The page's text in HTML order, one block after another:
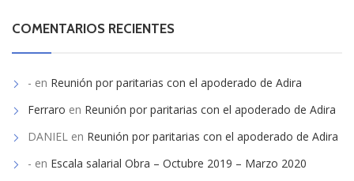
COMENTARIOS RECIENTES
- en Reunión por paritarias con el apoderado de Adira
Ferraro en Reunión por paritarias con el apoderado de Adira
DANIEL en Reunión por paritarias con el apoderado de Adira
- en Escala salarial Obra – Octubre 2019 – Marzo 2020